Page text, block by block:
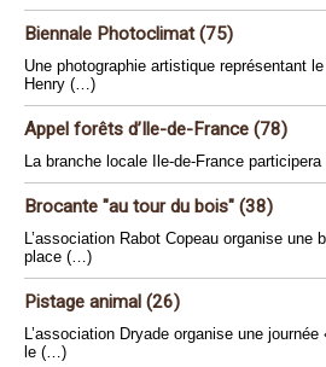
Biennale Photoclimat (75)
Une photographie artistique représentant
Henry (…)
Appel forêts d’Ile-de-France (78)
La branche locale Ile-de-France
Brocante "au tour du bois" (38)
L’association Rabot Copeau organise une
place (…)
Pistage animal (26)
L’association Dryade organise une
le (…)